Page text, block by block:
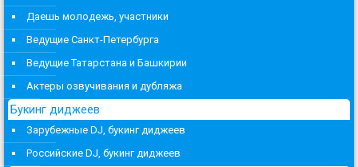
Даешь молодежь, участники
Ведущие Санкт-Петербурга
Ведущие Татарстана и Башкирии
Актеры озвучивания и дубляжа
Букинг диджеев
Зарубежные DJ, букинг диджеев
Российские DJ, букинг диджеев